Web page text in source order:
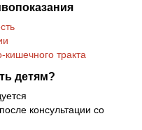
тракта
детям?
консультации со